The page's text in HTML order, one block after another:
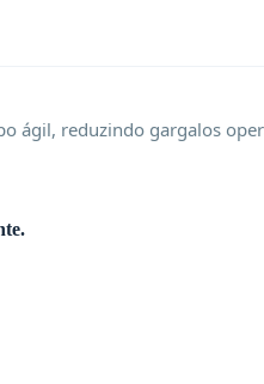
ágil, reduzindo gargalos